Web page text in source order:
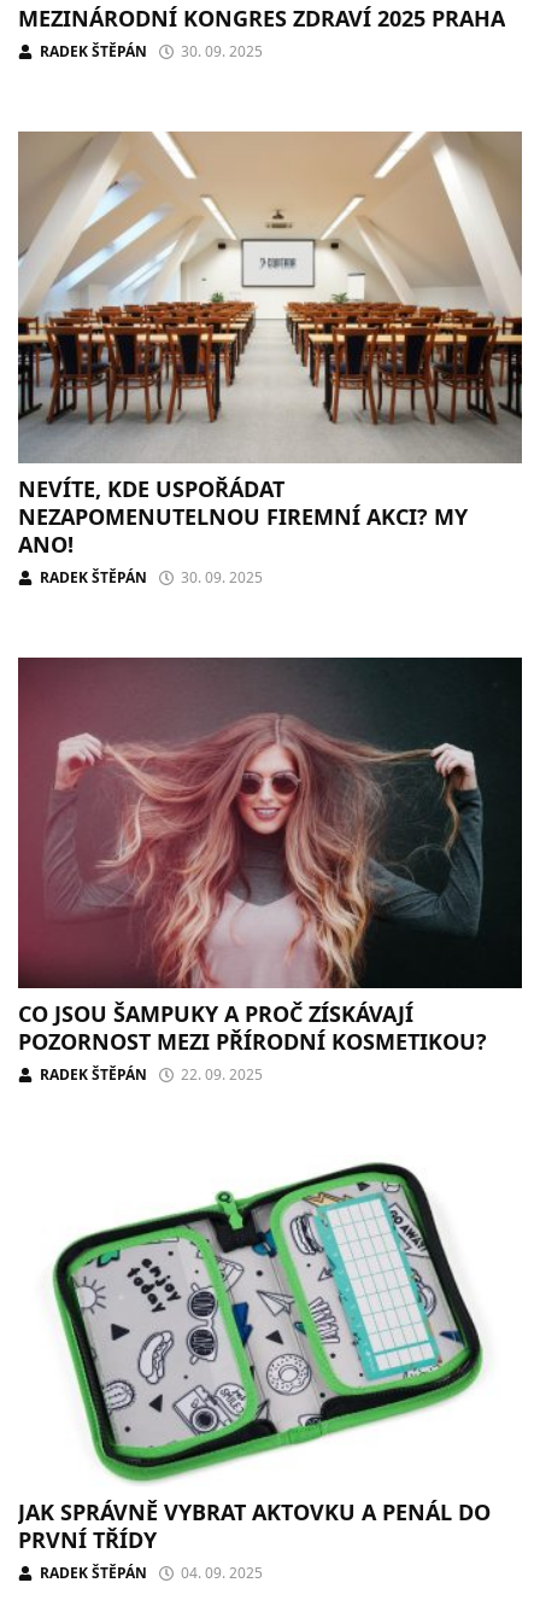
MEZINÁRODNÍ KONGRES ZDRAVÍ 2025 PRAHA
RADEK ŠTĚPÁN 30. 09. 2025
NEVÍTE, KDE USPOŘÁDAT
NEZAPOMENUTELNOU FIREMNÍ AKCI? MY
ANO!
RADEK ŠTĚPÁN 30. 09. 2025
CO JSOU ŠAMPUKY A PROČ ZÍSKÁVAJÍ
POZORNOST MEZI PŘÍRODNÍ KOSMETIKOU?
RADEK ŠTĚPÁN 22. 09. 2025
JAK SPRÁVNĚ VYBRAT AKTOVKU A PENÁL DO
PRVNÍ TŘÍDY
RADEK ŠTĚPÁN 04. 09. 2025